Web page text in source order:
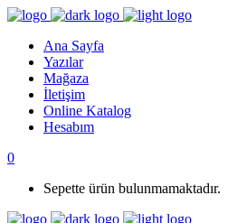
Ana Sayfa
Yazılar
Mağaza
İletişim
Online Katalog
Hesabım
0
Sepette ürün bulunmamaktadır.